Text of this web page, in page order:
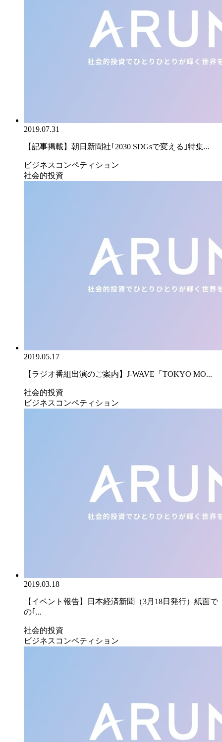
2019.07.31
【記事掲載】朝日新聞社｢2030 SDGsで変える｣特集...
ビジネスコンペティション
社会的投資
2019.05.17
【ラジオ番組出演のご案内】J-WAVE「TOKYO MO...
社会的投資
ビジネスコンペティション
2019.03.18
【イベント報告】日本経済新聞（3月18日発行）紙面で
の｢...
社会的投資
ビジネスコンペティション